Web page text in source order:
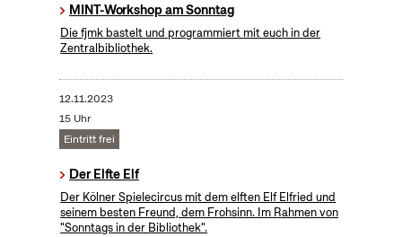
MINT-Workshop am Sonntag
Die fjmk bastelt und programmiert mit euch in der
Zentralbibliothek.
12.11.2023
15 Uhr
Eintritt frei
Der Elfte Elf
Der Kölner Spielecircus mit dem elften Elf Elfried und
seinem besten Freund, dem Frohsinn. Im Rahmen von
"Sonntags in der Bibliothek".